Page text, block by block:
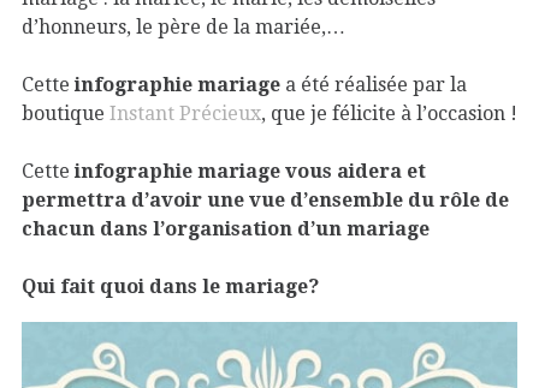
d’honneurs, le père de la mariée,…
Cette infographie mariage a été réalisée par la
boutique Instant Précieux, que je félicite à l’occasion !
Cette infographie mariage vous aidera et
permettra d’avoir une vue d’ensemble du rôle de
chacun dans l’organisation d’un mariage
Qui fait quoi dans le mariage?